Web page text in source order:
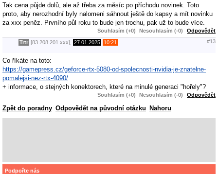
Tak cena půjde dolů, ale až třeba za měsíc po příchodu novinek. Toto
proto, aby nerozhodní byly nalomeni sáhnout ještě do kapsy a mít novinku
za xxx peněz. Prvního půl roku to bude jen trochu, pak už to bude více.
Souhlasím (+0) Nesouhlasím (-0) Odpovědět
Trtr [83.208.201.xxx], 27.01.2025 10:21 #13
Co říkáte na toto:
https://gamepress.cz/geforce-rtx-5080-od-spolecnosti-nvidia-je-znatelne-
pomalejsi-nez-rtx-4090/
+ informace, o stejných konektorech, které na minulé generaci "hořely"?
Souhlasím (+0) Nesouhlasím (-0) Odpovědět
Zpět do poradny Odpovědět na původní otázku Nahoru
Podpořte nás